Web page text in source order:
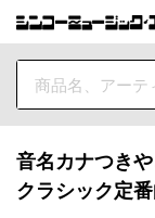
音名カナつき
クラシック定番